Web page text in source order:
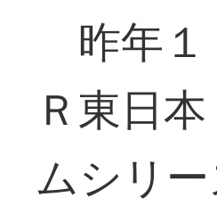
昨年１
Ｒ東日
ムシリ